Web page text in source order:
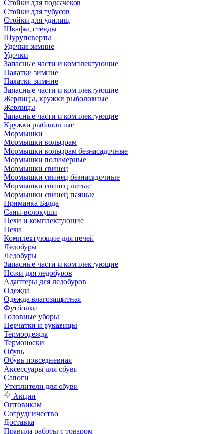
Стойки для подсачеков
Стойки для тубусов
Стойки для удилищ
Шкафы, стенды
Шуруповерты
Удочки зимние
Удочки
Запасные части и комплектующие
Палатки зимние
Палатки зимние
Запасные части и комплектующие
Жерлицы, кружки рыболовные
Жерлицы
Запасные части и комплектующие
Кружки рыболовные
Мормышки
Мормышки вольфрам
Мормышки вольфрам безнасадочные
Мормышки полимерные
Мормышки свинец
Мормышки свинец безнасадочные
Мормышки свинец литые
Мормышки свинец паяные
Приманка Балда
Сани-волокуши
Печи и комплектующие
Печи
Комплектующие для печей
Ледобуры
Ледобуры
Запасные части и комплектующие
Ножи для ледобуров
Адаптеры для ледобуров
Одежда
Одежда влагозащитная
Футболки
Головные уборы
Перчатки и рукавицы
Термоодежда
Термоноски
Обувь
Обувь повседневная
Аксессуары для обуви
Сапоги
Утеплители для обуви
Акции
Оптовикам
Сотрудничество
Доставка
Правила работы с товаром